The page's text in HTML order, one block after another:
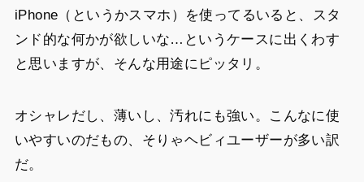
iPhone（というかスマホ）を使ってるいると、スタ
ンド的な何かが欲しいな…というケースに出くわす
と思いますが、そんな用途にピッタリ。
オシャレだし、薄いし、汚れにも強い。こんなに使
いやすいのだもの、そりゃヘビィユーザーが多い訳
だ。